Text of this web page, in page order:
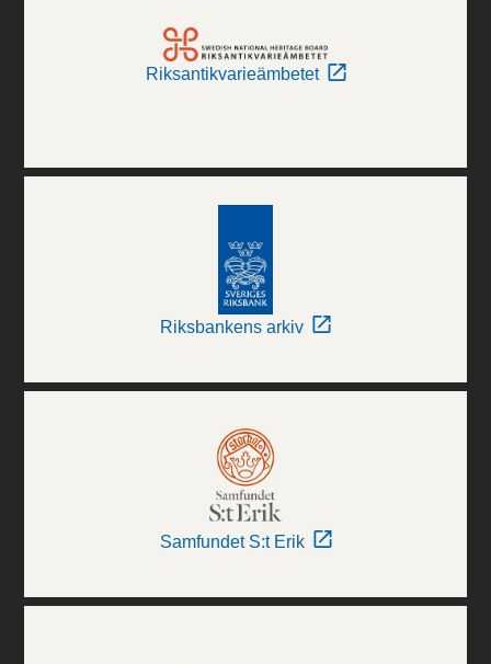
Riksantikvarieämbetet
Riksbankens arkiv
Samfundet S:t Erik